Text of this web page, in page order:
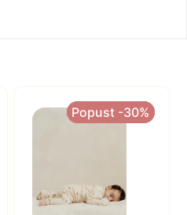
Popust -30%
Popust -30%